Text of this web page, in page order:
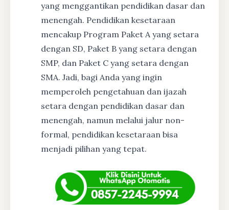
yang menggantikan pendidikan dasar dan
menengah. Pendidikan kesetaraan
mencakup Program Paket A yang setara
dengan SD, Paket B yang setara dengan
SMP, dan Paket C yang setara dengan
SMA. Jadi, bagi Anda yang ingin
memperoleh pengetahuan dan ijazah
setara dengan pendidikan dasar dan
menengah, namun melalui jalur non-
formal, pendidikan kesetaraan bisa
menjadi pilihan yang tepat.